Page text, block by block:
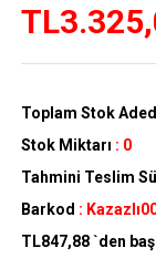
Toplam Stok
Stok Miktarı : 0
Tahmini Teslim
Barkod :
TL847,88`den